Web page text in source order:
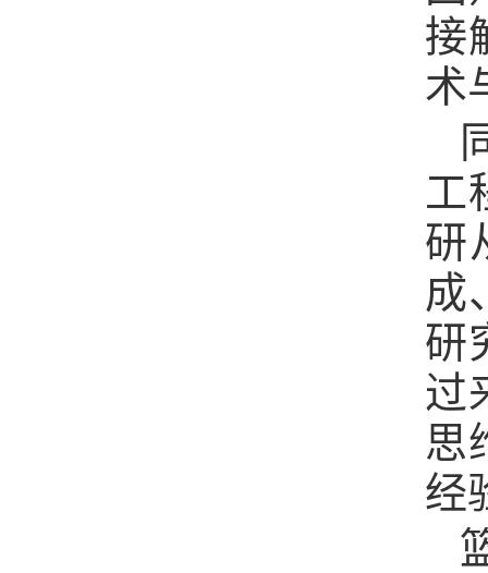
接
术
工
研
成
研
过
思
经